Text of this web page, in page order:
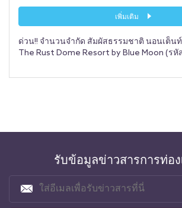
เพิ่มเติม
ด่วน!! จำนวนจำกัด สัมผัสธรรมชาติ นอนเต็น
The Rust Dome Resort by Blue Moon (รหั
รับข้อมูลข่าวสารการท่อง